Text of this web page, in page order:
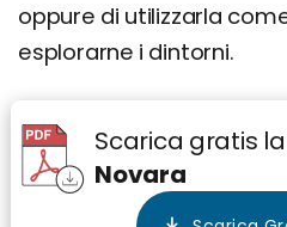
oppure di utilizzarla
esplorarne i dintorni.
Scarica gratis
Novara